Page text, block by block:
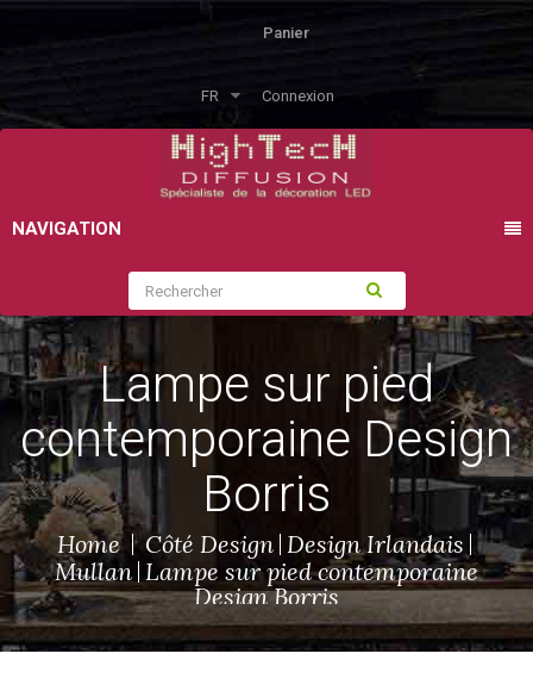
Panier
FR Connexion
NAVIGATION
Lampe sur pied
contemporaine Design
Borris
Home Côté Design Design Irlandais
Mullan Lampe sur pied contemporaine
Design Borris